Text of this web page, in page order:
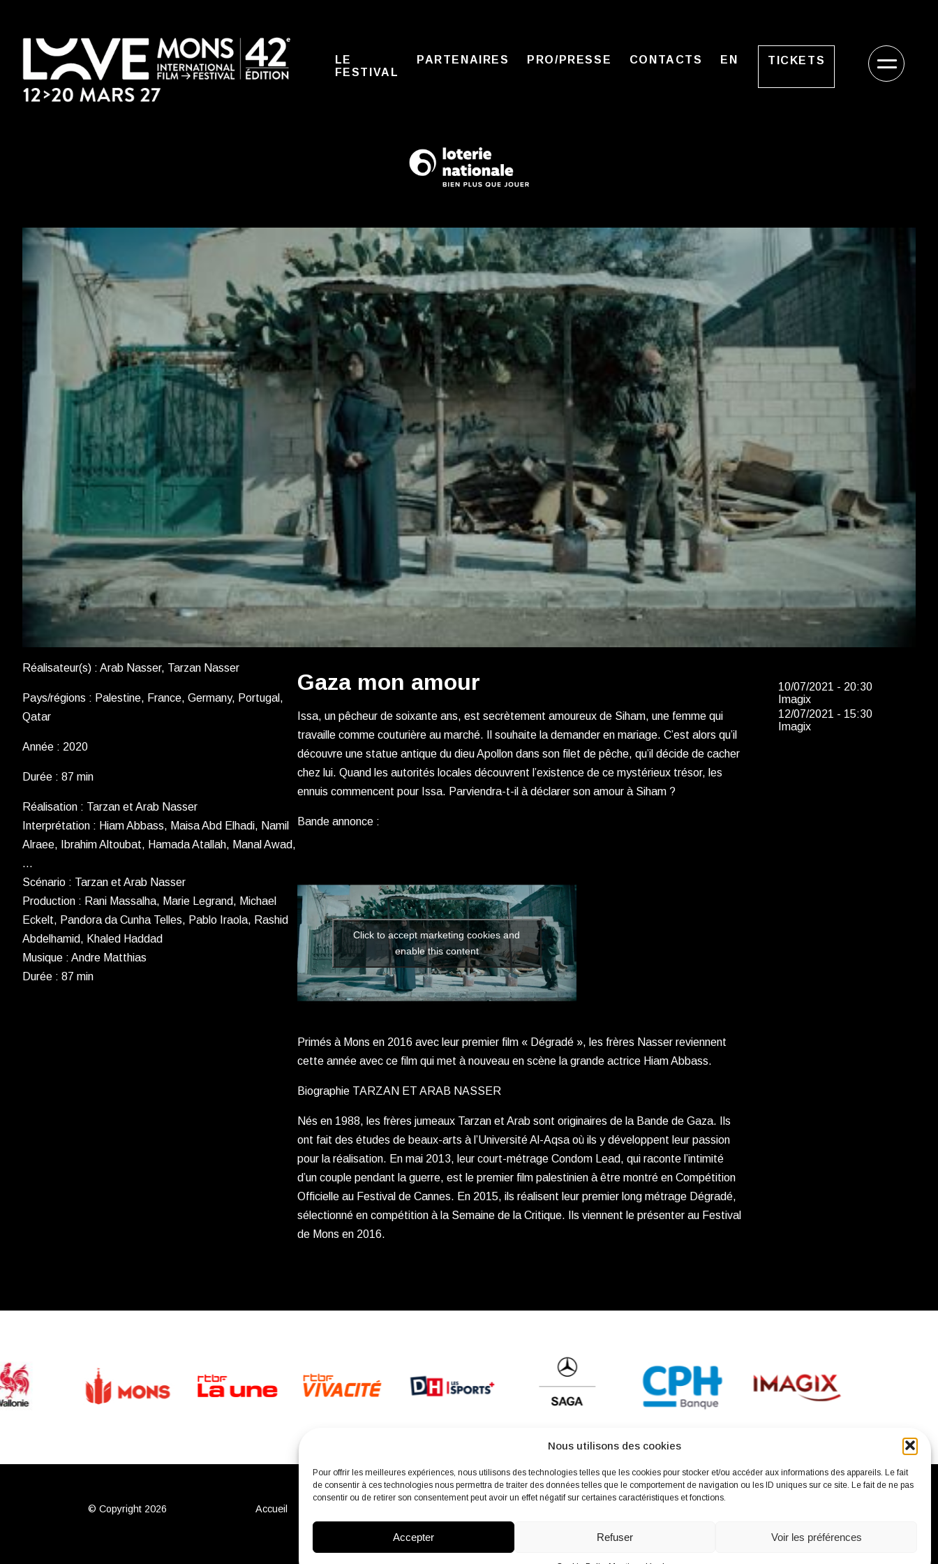
Nous utilisons des cookies
Pour offrir les meilleures expériences, nous utilisons des technologies telles que les cookies pour stocker et/ou accéder aux informations des appareils. Le fait
de consentir à ces technologies nous permettra de traiter des données telles que le comportement de navigation ou les ID uniques sur ce site. Le fait de ne pas
consentir ou de retirer son consentement peut avoir un effet négatif sur certaines caractéristiques et fonctions.
Accepter Refuser Voir les préférences
LE
FESTIVAL
PARTENAIRES PRO/PRESSE CONTACTS EN TICKETS
Réalisateur(s) : Arab Nasser, Tarzan Nasser
Pays/régions : Palestine, France, Germany, Portugal,
Qatar
Année : 2020
Durée : 87 min
Réalisation : Tarzan et Arab Nasser
Interprétation : Hiam Abbass, Maisa Abd Elhadi, Namil
Alraee, Ibrahim Altoubat, Hamada Atallah, Manal Awad,
…
Scénario : Tarzan et Arab Nasser
Production : Rani Massalha, Marie Legrand, Michael
Eckelt, Pandora da Cunha Telles, Pablo Iraola, Rashid
Abdelhamid, Khaled Haddad
Musique : Andre Matthias
Durée : 87 min
Gaza mon amour
Issa, un pêcheur de soixante ans, est secrètement amoureux de Siham, une femme qui
travaille comme couturière au marché. Il souhaite la demander en mariage. C’est alors qu’il
découvre une statue antique du dieu Apollon dans son filet de pêche, qu’il décide de cacher
chez lui. Quand les autorités locales découvrent l’existence de ce mystérieux trésor, les
ennuis commencent pour Issa. Parviendra-t-il à déclarer son amour à Siham ?
Bande annonce :
Click to accept marketing cookies and
enable this content
Primés à Mons en 2016 avec leur premier film « Dégradé », les frères Nasser reviennent
cette année avec ce film qui met à nouveau en scène la grande actrice Hiam Abbass.
Biographie TARZAN ET ARAB NASSER
Nés en 1988, les frères jumeaux Tarzan et Arab sont originaires de la Bande de Gaza. Ils
ont fait des études de beaux-arts à l’Université Al-Aqsa où ils y développent leur passion
pour la réalisation. En mai 2013, leur court-métrage Condom Lead, qui raconte l’intimité
d’un couple pendant la guerre, est le premier film palestinien à être montré en Compétition
Officielle au Festival de Cannes. En 2015, ils réalisent leur premier long métrage Dégradé,
sélectionné en compétition à la Semaine de la Critique. Ils viennent le présenter au Festival
de Mons en 2016.
10/07/2021 - 20:30
Imagix
12/07/2021 - 15:30
Imagix
© Copyright 2026 Accueil